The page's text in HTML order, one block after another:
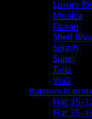
Luxury
Monica
Ocean
Shelf Riva
Splash
Super
Tulia
Viva
Kupaonski
Flat 35-
Flat 35-